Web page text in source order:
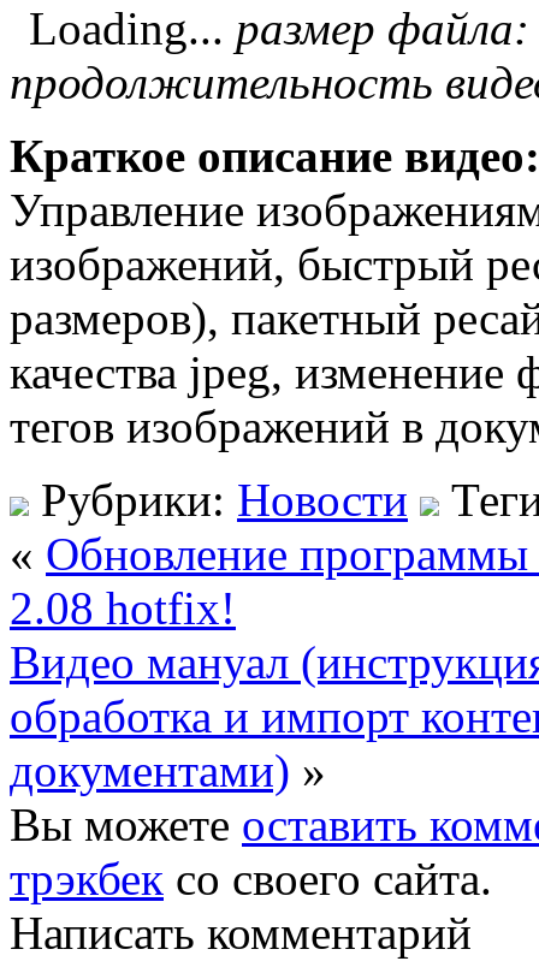
Loading... размер
продолжительность
Краткое описание видео:
Управление
изображений, быстрый
размеров), пакетный
качества jpeg, изменение
тегов изображений в
Рубрики: Новости
« Обновление
2.08 hotfix!
Видео мануал
обработка и импорт
документами) »
Вы можете оставить
трэкбек со своего сайта.
Написать комментарий